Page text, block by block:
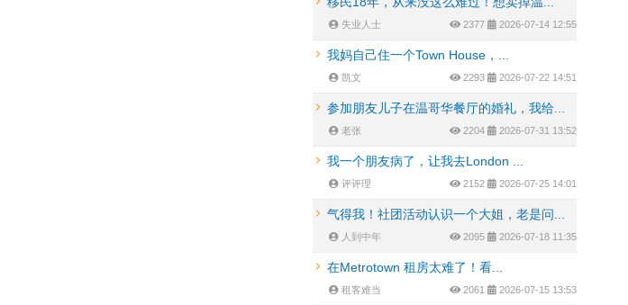
失业人士 2377 2026-07-14 12:55
我妈自己住一个Town House，...
凯文 2293 2026-07-22 14:51
参加朋友儿子在温哥华餐厅的婚礼，我给...
老张 2204 2026-07-31 13:52
我一个朋友病了，让我去London ...
评评理 2152 2026-07-25 14:01
气得我！社团活动认识一个大姐，老是问...
人到中年 2095 2026-07-18 11:35
在Metrotown 租房太难了！看...
租客难当 2061 2026-07-15 13:53